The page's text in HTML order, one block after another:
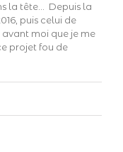
la tête… Depuis la
puis celui de
avant moi que je me
projet fou de